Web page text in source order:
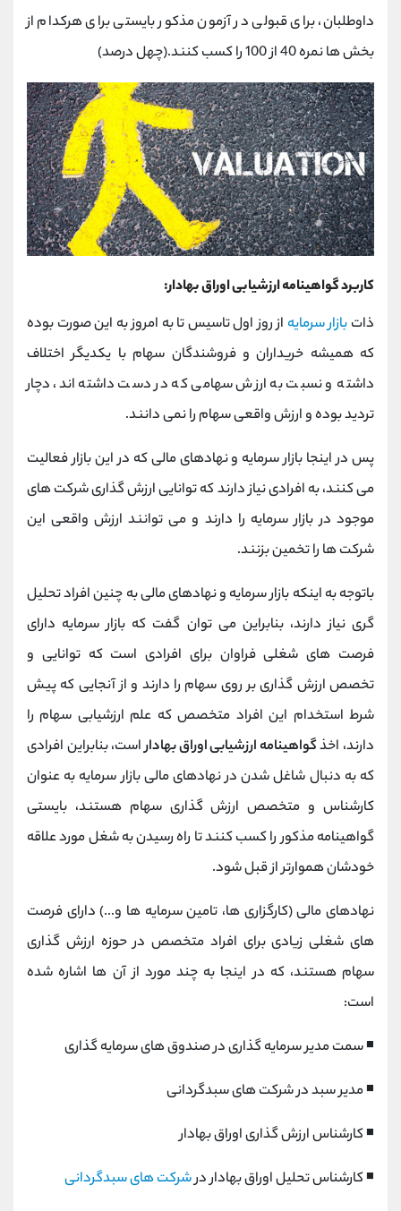
داوطلبان، برای قبولی در آزمون مذکور بایستی برای هرکدام از
بخش ها نمره 40 از 100 را کسب کنند.(چهل درصد)
کاربرد گواهینامه ارزشیابی اوراق بهادار:
ذات بازار سرمایه از روز اول تاسیس تا به امروز به این صورت بوده
که همیشه خریداران و فروشندگان سهام با یکدیگر اختلاف
داشته و نسبت به ارزش سهامی که در دست داشته اند، دچار
تردید بوده و ارزش واقعی سهام را نمی دانند.
پس در اینجا بازار سرمایه و نهادهای مالی که در این بازار فعالیت
می کنند، به افرادی نیاز دارند که توانایی ارزش گذاری شرکت های
موجود در بازار سرمایه را دارند و می توانند ارزش واقعی این
شرکت ها را تخمین بزنند.
باتوجه به اینکه بازار سرمایه و نهادهای مالی به چنین افراد تحلیل
گری نیاز دارند، بنابراین می توان گفت که بازار سرمایه دارای
فرصت های شغلی فراوان برای افرادی است که توانایی و
تخصص ارزش گذاری بر روی سهام را دارند و از آنجایی که پیش
شرط استخدام این افراد متخصص که علم ارزشیابی سهام را
دارند، اخذگواهینامه ارزشیابی اوراق بهاداراست، بنابراین افرادی
که به دنبال شاغل شدن در نهادهای مالی بازار سرمایه به عنوان
کارشناس و متخصص ارزش گذاری سهام هستند، بایستی
گواهینامه مذکور را کسب کنند تا راه رسیدن به شغل مورد علاقه
خودشان هموارتر از قبل شود.
نهادهای مالی (کارگزاری ها، تامین سرمایه ها و...) دارای فرصت
های شغلی زیادی برای افراد متخصص در حوزه ارزش گذاری
سهام هستند، که در اینجا به چند مورد از آن ها اشاره شده
است:
◾ سمت مدیر سرمایه گذاری در صندوق های سرمایه گذاری
◾ مدیر سبد در شرکت های سبدگردانی
◾ کارشناس ارزش گذاری اوراق بهادار
◾ کارشناس تحلیل اوراق بهادار درشرکت های سبدگردانی